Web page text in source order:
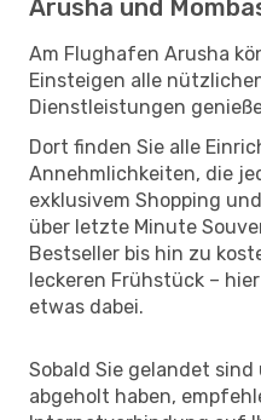
Arusha und
Am Flughafen Arusha
Einsteigen alle
Dienstleistungen
Dort finden Sie alle
Annehmlichkeiten, die
exklusivem Shopping
über letzte Minute
Bestseller bis hin zu
leckeren Frühstück –
etwas dabei.
Sobald Sie gelandet sind
abgeholt haben,